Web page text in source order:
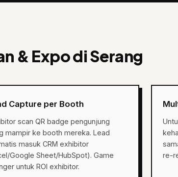
& Expo di Serang
Capture per Booth
scan QR badge pengunjung
mampir ke booth mereka. Lead
masuk CRM exhibitor
Google Sheet/HubSpot). Game
untuk ROI exhibitor.
re-